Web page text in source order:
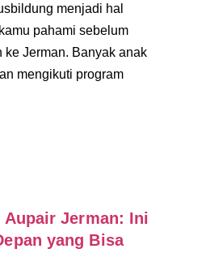
menjadi hal
pahami sebelum
ke Jerman. Banyak anak
mengikuti program
Aupair Jerman: Ini
yang Bisa